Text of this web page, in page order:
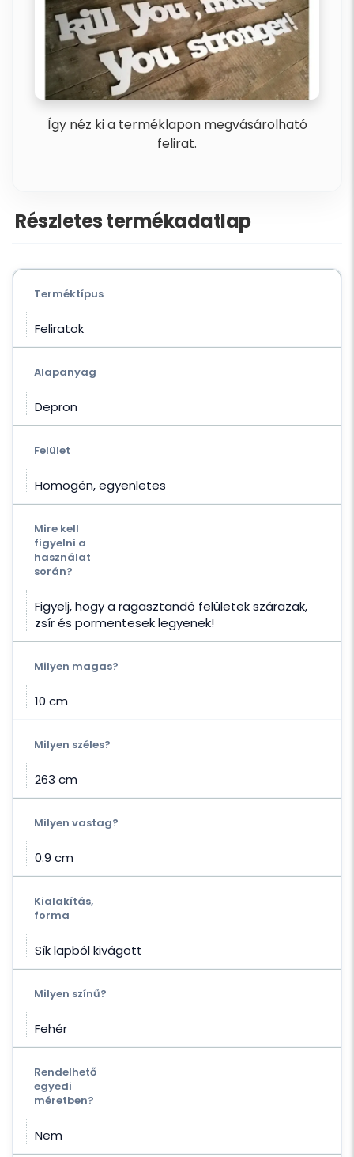
Így néz ki a terméklapon megvásárolható
felirat.
Részletes termékadatlap
Terméktípus
Feliratok
Alapanyag
Depron
Felület
Homogén, egyenletes
Mire kell
figyelni a
használat
során?
Figyelj, hogy a ragasztandó felületek szárazak,
zsír és pormentesek legyenek!
Milyen magas?
10 cm
Milyen széles?
263 cm
Milyen vastag?
0.9 cm
Kialakítás,
forma
Sík lapból kivágott
Milyen színű?
Fehér
Rendelhető
egyedi
méretben?
Nem